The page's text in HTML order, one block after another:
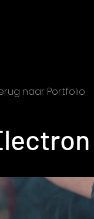
naar Portfolio